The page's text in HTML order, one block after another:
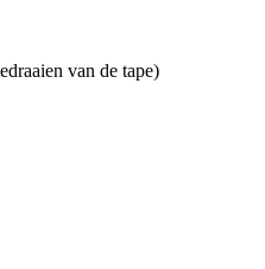
van de tape)